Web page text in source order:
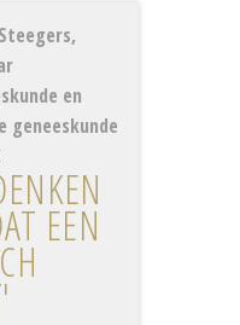
en
geneeskunde
EEN